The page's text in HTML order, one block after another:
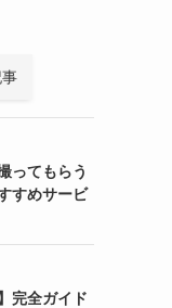
事
ってもらう
すめサービ
完全ガイド